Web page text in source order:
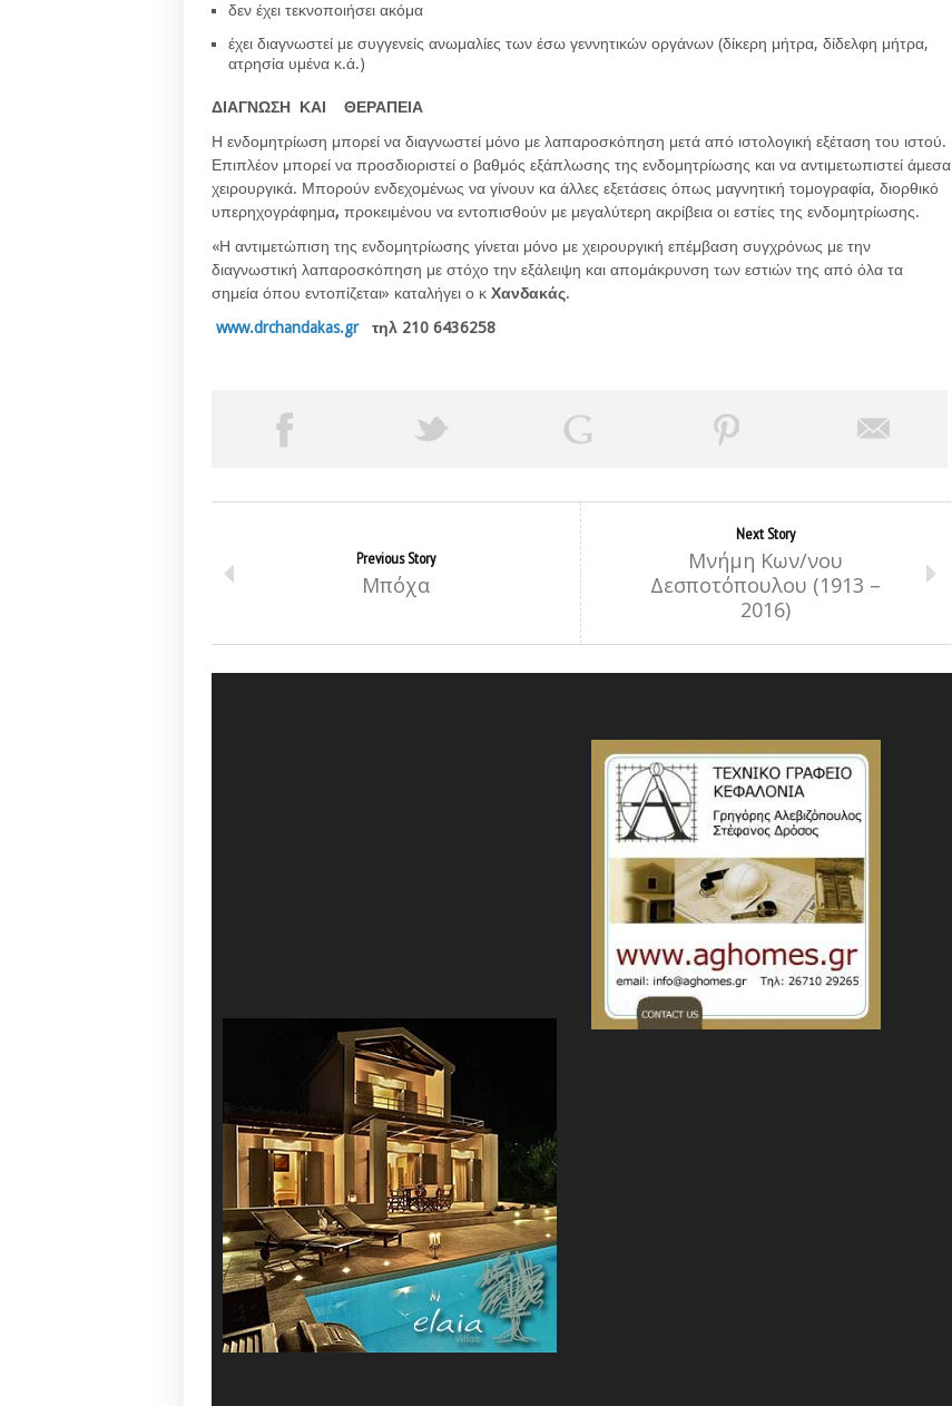
δεν έχει τεκνοποιήσει ακόμα
έχει διαγνωστεί με συγγενείς ανωμαλίες των έσω γεννητικών οργάνων (δίκερη μήτρα, δίδελφη μήτρα,
ατρησία υμένα κ.ά.)
ΔΙΑΓΝΩΣΗ ΚΑΙ ΘΕΡΑΠΕΙΑ
Η ενδομητρίωση μπορεί να διαγνωστεί μόνο με λαπαροσκόπηση μετά από ιστολογική εξέταση του ιστού.
Επιπλέον μπορεί να προσδιοριστεί ο βαθμός εξάπλωσης της ενδομητρίωσης και να αντιμετωπιστεί άμεσα
χειρουργικά. Μπορούν ενδεχομένως να γίνουν κα άλλες εξετάσεις όπως μαγνητική τομογραφία, διορθικό
υπερηχογράφημα, προκειμένου να εντοπισθούν με μεγαλύτερη ακρίβεια οι εστίες της ενδομητρίωσης.
«Η αντιμετώπιση της ενδομητρίωσης γίνεται μόνο με χειρουργική επέμβαση συγχρόνως με την
διαγνωστική λαπαροσκόπηση με στόχο την εξάλειψη και απομάκρυνση των εστιών της από όλα τα
σημεία όπου εντοπίζεται» καταλήγει ο κ Χανδακάς.
www.drchandakas.grτηλ 210 6436258
Previous Story
Μπόχα
Next Story
Μνήμη Κων/νου
Δεσποτόπουλου (1913 –
2016)